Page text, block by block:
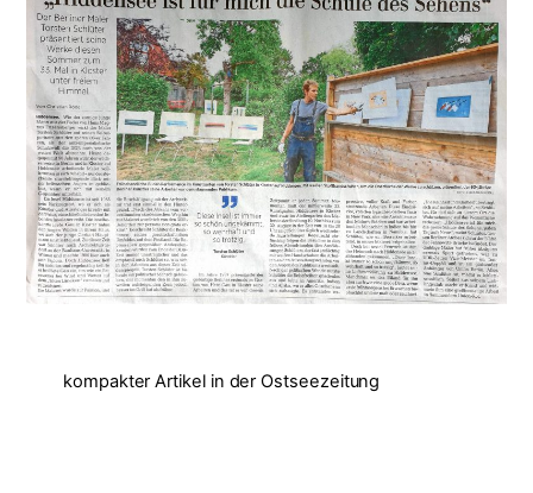
kompakter Artikel in der Ostseezeitung